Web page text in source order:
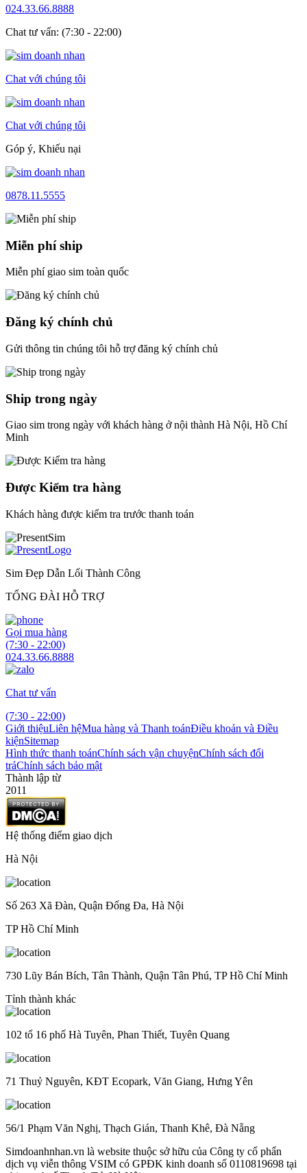
024.33.66.8888
Chat tư vấn: (7:30 - 22:00)
Chat với chúng tôi
Chat với chúng tôi
Góp ý, Khiếu nại
0878.11.5555
Miễn phí ship
Miễn phí giao sim toàn quốc
Đăng ký chính chủ
Gửi thông tin chúng tôi hỗ trợ đăng ký chính chủ
Ship trong ngày
Giao sim trong ngày với khách hàng ở nội thành Hà Nội, Hồ Chí
Minh
Được Kiểm tra hàng
Khách hàng được kiểm tra trước thanh toán
Sim Đẹp Dẫn Lối Thành Công
TỔNG ĐÀI HỖ TRỢ
Gọi mua hàng
(7:30 - 22:00)
024.33.66.8888
Chat tư vấn
(7:30 - 22:00)
Giới thiệuLiên hệMua hàng và Thanh toánĐiều khoản và Điều
kiệnSitemap
Hình thức thanh toánChính sách vận chuyệnChính sách đổi
trảChính sách bảo mật
Thành lập từ
2011
Hệ thống điểm giao dịch
Hà Nội
Số 263 Xã Đàn, Quận Đống Đa, Hà Nội
TP Hồ Chí Minh
730 Lũy Bán Bích, Tân Thành, Quận Tân Phú, TP Hồ Chí Minh
Tỉnh thành khác
102 tổ 16 phố Hà Tuyên, Phan Thiết, Tuyên Quang
71 Thuỷ Nguyên, KĐT Ecopark, Văn Giang, Hưng Yên
56/1 Phạm Văn Nghị, Thạch Gián, Thanh Khê, Đà Nẵng
Simdoanhnhan.vn là website thuộc sở hữu của Công ty cổ phẩn
dịch vụ viễn thông VSIM có GPĐK kinh doanh số 0110819698 tại